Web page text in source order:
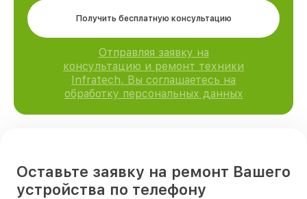
Получить бесплатную консультацию
Отправляя заявку на
консультацию и ремонт техники
Infratech, Вы соглашаетесь на
обработку персональных данных
Оставьте заявку на ремонт Вашего
устройства по телефону